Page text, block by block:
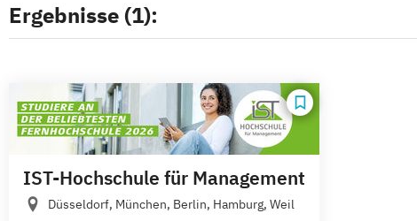
Ergebnisse (1):
IST-Hochschule für Management
Düsseldorf, München, Berlin, Hamburg, Weil